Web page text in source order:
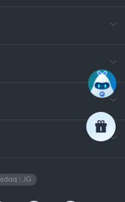
days)
9:30-
Email